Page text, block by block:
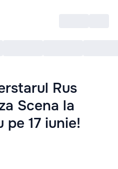
Rus
Scena la
pe 17 iunie!